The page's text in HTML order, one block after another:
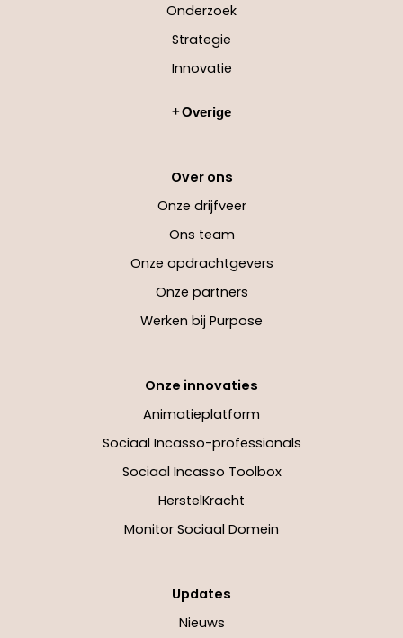
Onderzoek
Strategie
Innovatie
Overige
Over ons
Onze drijfveer
Ons team
Onze opdrachtgevers
Onze partners
Werken bij Purpose
Onze innovaties
Animatieplatform
Sociaal Incasso-professionals
Sociaal Incasso Toolbox
HerstelKracht
Monitor Sociaal Domein
Updates
Nieuws